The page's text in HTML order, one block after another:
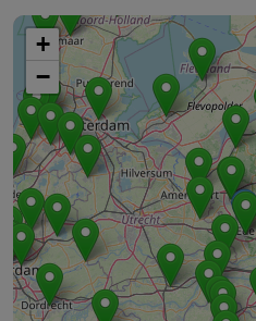
+
−